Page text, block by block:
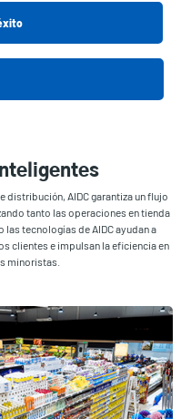
distribución, AIDC garantiza un flujo
tanto las operaciones en tienda
tecnologías de AIDC ayudan a
clientes e impulsan la eficiencia en
minoristas.